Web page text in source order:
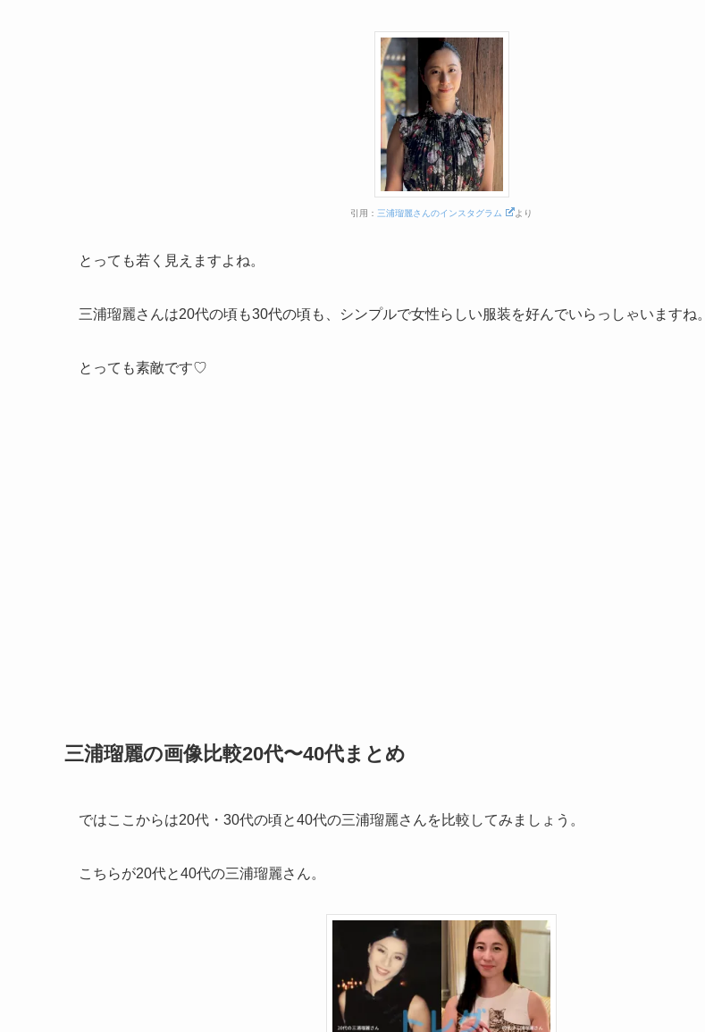
引用： 三浦瑠麗さんのインスタグラム より
とっても若く見えますよね。
三浦瑠麗さんは20代の頃も30代の頃も、シンプルで女性らしい服装を好んでいらっしゃいますね。
とっても素敵です♡
三浦瑠麗の画像比較20代〜40代まとめ
ではここからは20代・30代の頃と40代の三浦瑠麗さんを比較してみましょう。
こちらが20代と40代の三浦瑠麗さん。